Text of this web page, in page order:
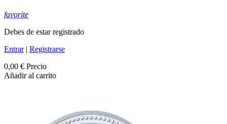
favorite
Debes de estar registrado
Entrar| Registrarse
0,00 € Precio
Añadir al carrito